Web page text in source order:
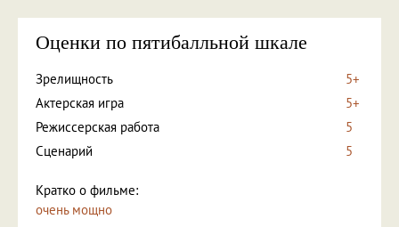
Оценки по пятибалльной шкале
Зрелищность
5+
Актерская игра
5+
Режиссерская работа
5
Сценарий
5
Кратко о фильме:
очень мощно